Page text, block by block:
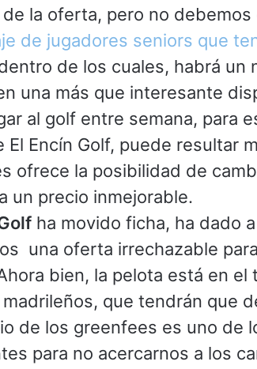
la oferta, pero no debemos
de jugadores seniors que
de los cuales, habrá un
una más que interesante
al golf entre semana, para
El Encín Golf, puede resultar
ofrece la posibilidad de
un precio inmejorable.
ha movido ficha, ha dado
una oferta irrechazable
bien, la pelota está en el
que tendrán que
de los greenfees es uno de
para no acercarnos a los